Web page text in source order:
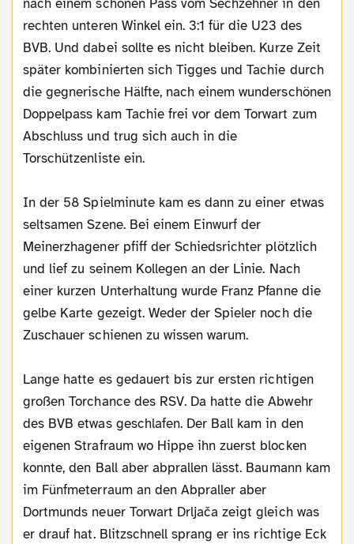
nach einem schönen Pass vom Sechzehner in den
rechten unteren Winkel ein. 3:1 für die U23 des
BVB. Und dabei sollte es nicht bleiben. Kurze Zeit
später kombinierten sich Tigges und Tachie durch
die gegnerische Hälfte, nach einem wunderschönen
Doppelpass kam Tachie frei vor dem Torwart zum
Abschluss und trug sich auch in die
Torschützenliste ein.
In der 58 Spielminute kam es dann zu einer etwas
seltsamen Szene. Bei einem Einwurf der
Meinerzhagener pfiff der Schiedsrichter plötzlich
und lief zu seinem Kollegen an der Linie. Nach
einer kurzen Unterhaltung wurde Franz Pfanne die
gelbe Karte gezeigt. Weder der Spieler noch die
Zuschauer schienen zu wissen warum.
Lange hatte es gedauert bis zur ersten richtigen
großen Torchance des RSV. Da hatte die Abwehr
des BVB etwas geschlafen. Der Ball kam in den
eigenen Strafraum wo Hippe ihn zuerst blocken
konnte, den Ball aber abprallen lässt. Baumann kam
im Fünfmeterraum an den Abpraller aber
Dortmunds neuer Torwart Drljača zeigt gleich was
er drauf hat. Blitzschnell sprang er ins richtige Eck